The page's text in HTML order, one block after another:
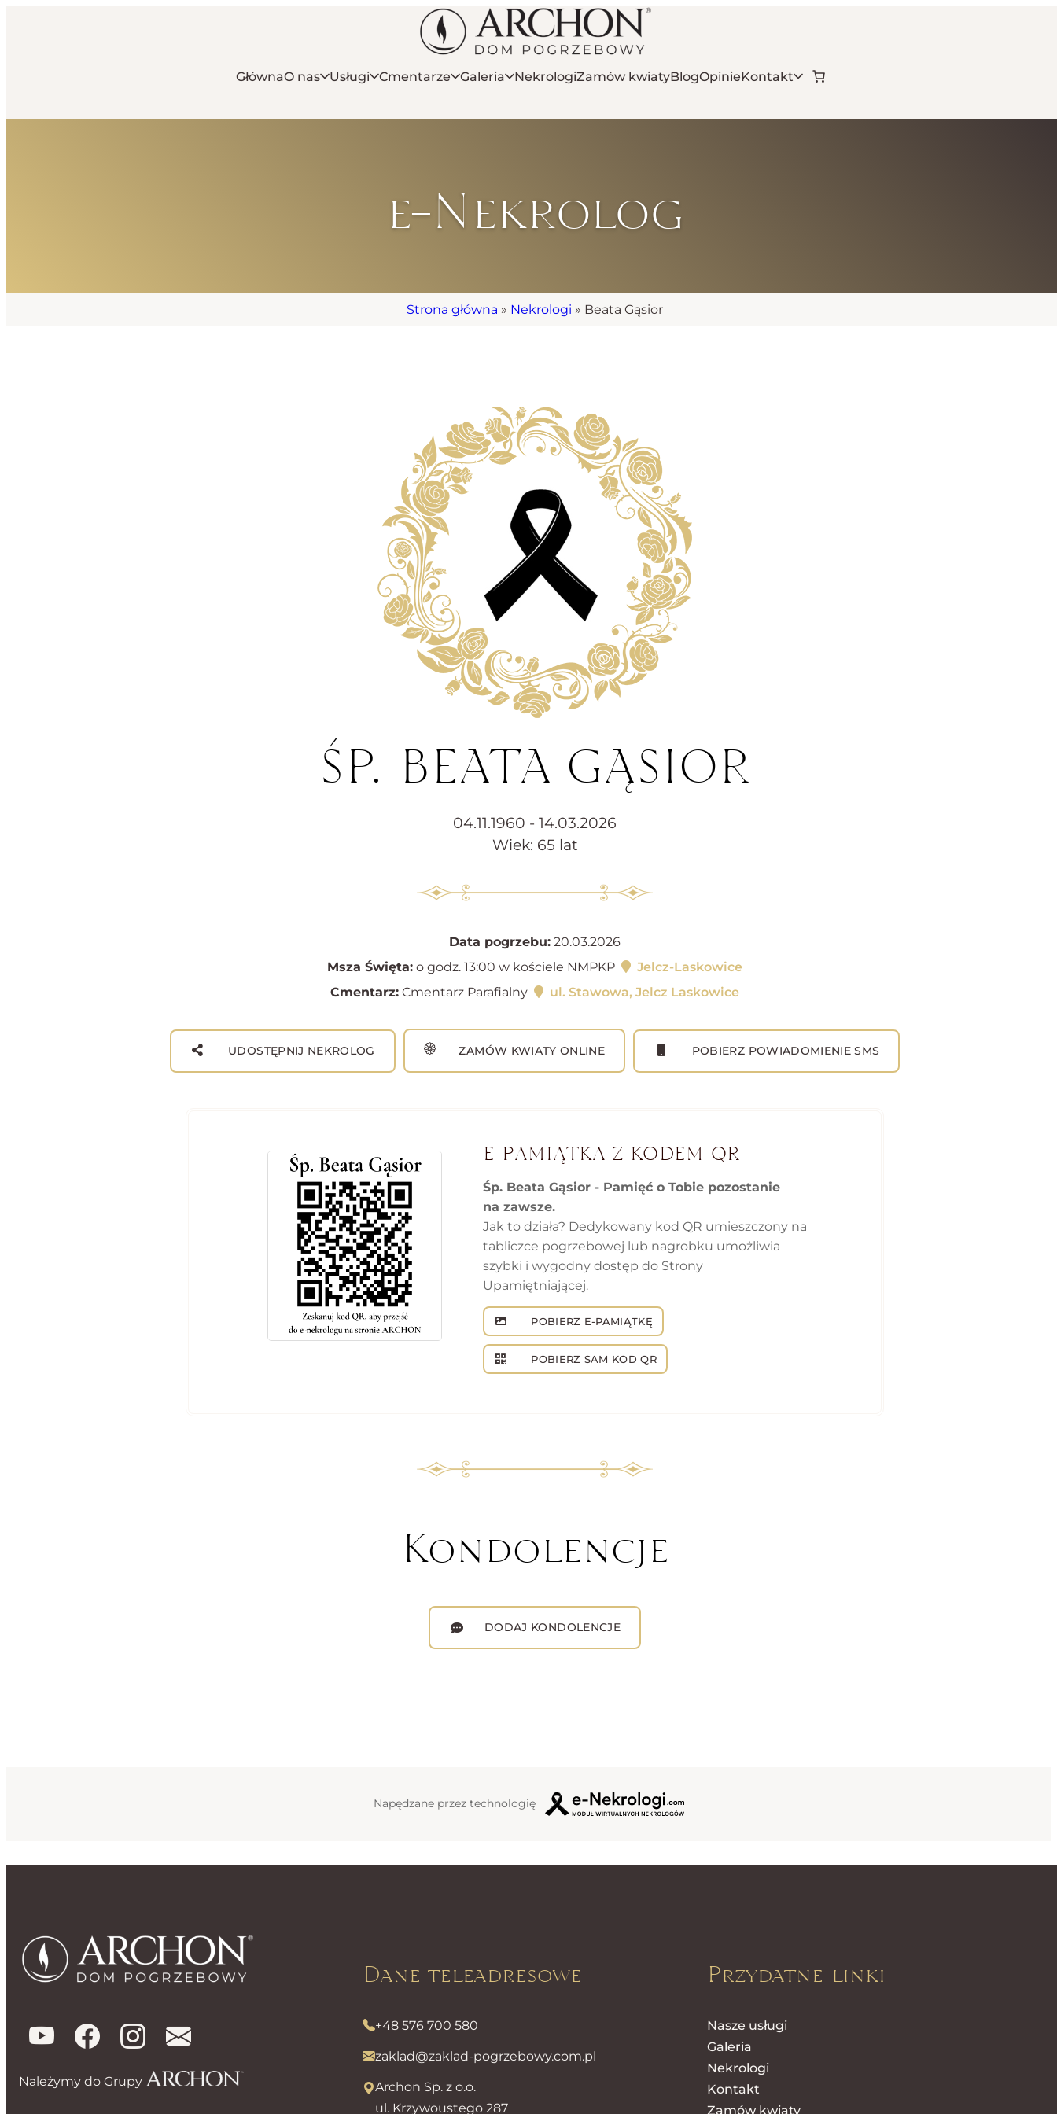
GłównaO nas Usługi Cmentarze Galeria NekrologiZamów kwiatyBlogOpinieKontakt
e-Nekrolog
Strona główna » Nekrologi » Beata Gąsior
ŚP. BEATA GĄSIOR
04.11.1960 - 14.03.2026
Wiek: 65 lat
Data pogrzebu: 20.03.2026
Msza Święta: o godz. 13:00 w kościele NMPKP
Jelcz-Laskowice
Cmentarz: Cmentarz Parafialny ul. Stawowa, Jelcz Laskowice
UDOSTĘPNIJ NEKROLOG ZAMÓW KWIATY ONLINE POBIERZ POWIADOMIENIE SMS
E-PAMIĄTKA Z KODEM QR
Śp. Beata Gąsior - Pamięć o Tobie pozostanie
na zawsze.
Jak to działa? Dedykowany kod QR umieszczony na
tabliczce pogrzebowej lub nagrobku umożliwia
szybki i wygodny dostęp do Strony
Upamiętniającej.
POBIERZ E-PAMIĄTKĘ
POBIERZ SAM KOD QR
Kondolencje
DODAJ KONDOLENCJE
Napędzane przez technologię
Należymy do Grupy
Dane teleadresowe
+48 576 700 580
zaklad@zaklad-pogrzebowy.com.pl
Archon Sp. z o.o.
ul. Krzywoustego 287
Przydatne linki
Nasze usługi
Galeria
Nekrologi
Kontakt
Zamów kwiaty